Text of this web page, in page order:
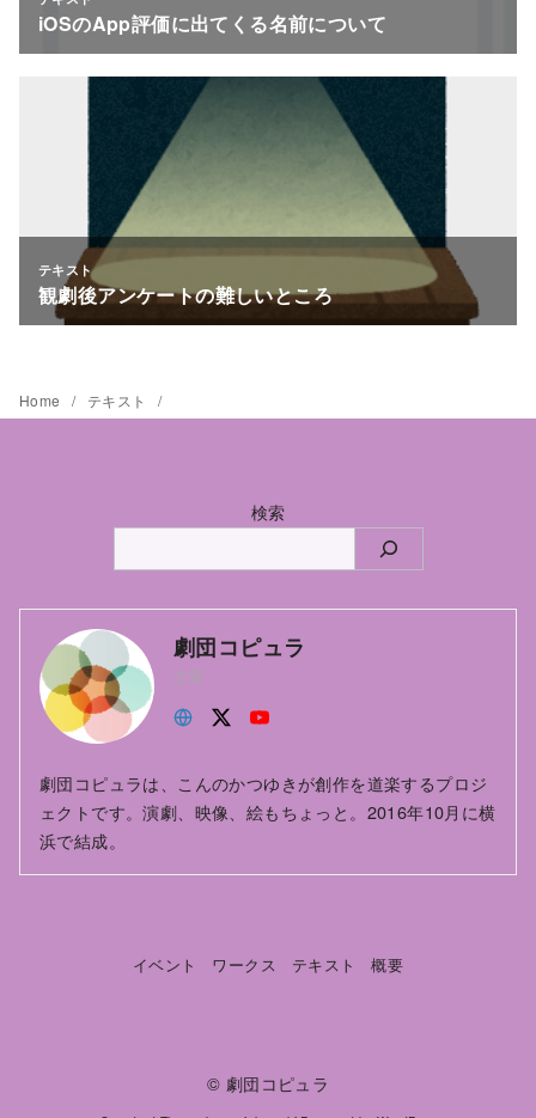
Home テキスト
検索
劇団コピュラ
主宰
劇団コピュラは、こんのかつゆきが創作を道楽するプロジ
ェクトです。演劇、映像、絵もちょっと。2016年10月に横
浜で結成。
イベント ワークス テキスト 概要
© 劇団コピュラ